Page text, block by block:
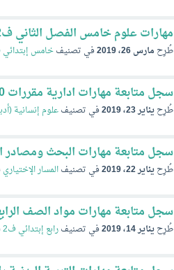
مهارات علوم خامس الفصل الثاني ف2 تقويم الفصل 5 1440
طُرِح مارس 26، 2019 في تصنيفخامس إبتدائي
سجل متابعة مهارات ادارية مقررات 1440
طُرِحيناير 23، 2019 في تصنيفعلوم إنسانية
سجل متابعة مهارات البحث ومصادر
طُرِحيناير 22، 2019 في تصنيفالمسار الإختياري
سجل متابعة مهارات مواد الصف الرابع الابتدائي
طُرِحيناير 14، 2019 في تصنيفرابع إبتدائي ف2